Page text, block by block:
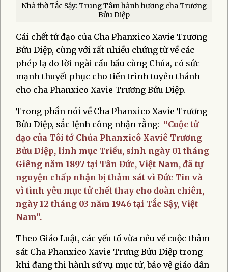
Nhà thờ Tắc Sậy: Trung Tâm hành hương cha Trương
Bửu Diệp
Cái chết tử đạo của Cha Phanxico Xavie Trương
Bửu Diệp, cùng với rất nhiều chứng từ về các
phép lạ do lời ngài cầu bầu cùng Chúa, có sức
mạnh thuyết phục cho tiến trình tuyên thánh
cho cha Phanxico Xavie Trương Bửu Diệp.
Trong phần nói về Cha Phanxico Xavie Trương
Bửu Diệp, sắc lệnh công nhận rằng: “Cuộc tử
đạo của Tôi tớ Chúa Phanxicô Xaviê Trương
Bửu Diệp, linh mục Triều, sinh ngày 01 tháng
Giêng năm 1897 tại Tân Đức, Việt Nam, đã tự
nguyện chấp nhận bị thảm sát vì Đức Tin và
vì tình yêu mục tử chết thay cho đoàn chiên,
ngày 12 tháng 03 năm 1946 tại Tắc Sậy, Việt
Nam”.
Theo Giáo Luật, các yếu tố vừa nêu về cuộc thảm
sát Cha Phanxico Xavie Trưng Bửu Diệp trong
khi đang thi hành sứ vụ mục tử, bảo vệ giáo dân